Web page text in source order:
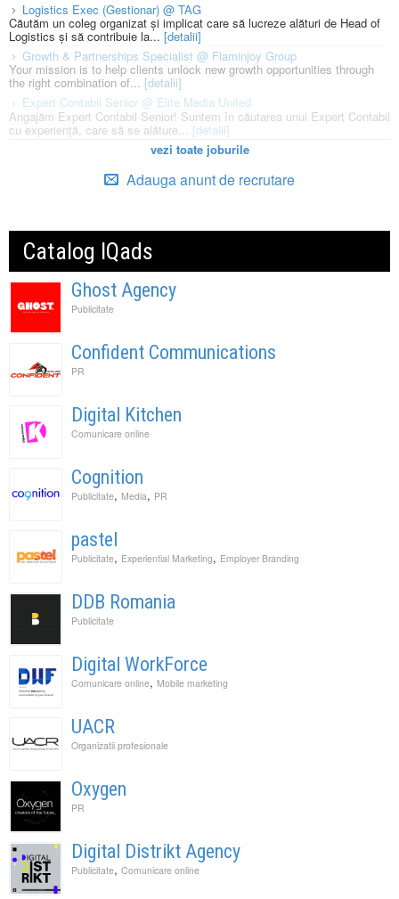
Logistics Exec (Gestionar) @ TAG
Căutăm un coleg organizat și implicat care să lucreze alături de Head of
Logistics și să contribuie la... [detalii]
Growth & Partnerships Specialist @ Flaminjoy Group
Your mission is to help clients unlock new growth opportunities through
the right combination of... [detalii]
Expert Contabil Senior @ Elite Media United
Angajăm Expert Contabil Senior! Suntem în căutarea unui Expert Contabil
cu experiență, care să se alăture... [detalii]
vezi toate joburile
Adauga anunt de recrutare
Catalog IQads
Ghost Agency
Publicitate
Confident Communications
PR
Digital Kitchen
Comunicare online
Cognition
Publicitate, Media, PR
pastel
Publicitate, Experiential Marketing, Employer Branding
DDB Romania
Publicitate
Digital WorkForce
Comunicare online, Mobile marketing
UACR
Organizatii profesionale
Oxygen
PR
Digital Distrikt Agency
Publicitate, Comunicare online